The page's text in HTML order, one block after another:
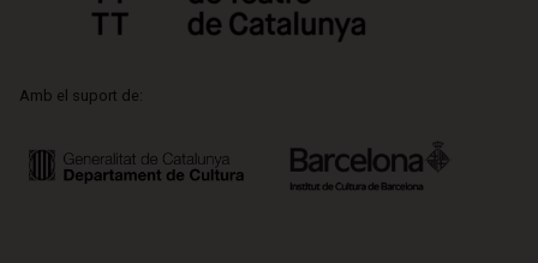
Amb el suport de: